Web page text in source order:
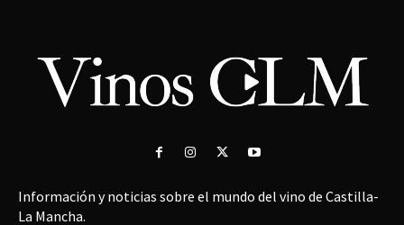
Información y noticias sobre el mundo del vino de Castilla-
La Mancha.